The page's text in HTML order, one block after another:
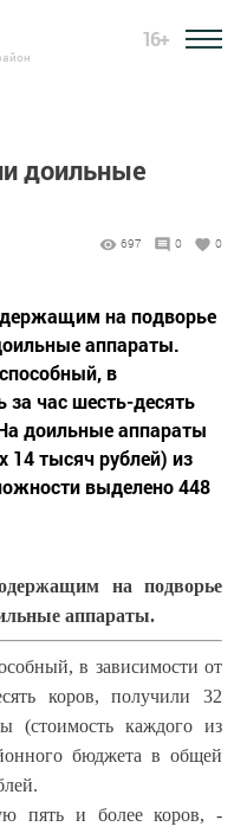
16+
доильные
697 0 0
на подворье
аппараты.
в
час шесть-десять
доильные аппараты
14 тысяч рублей) из
выделено 448
на подворье
аппараты.
в зависимости от
коров, получили 32
(стоимость каждого из
бюджета в общей
пять и более коров, -